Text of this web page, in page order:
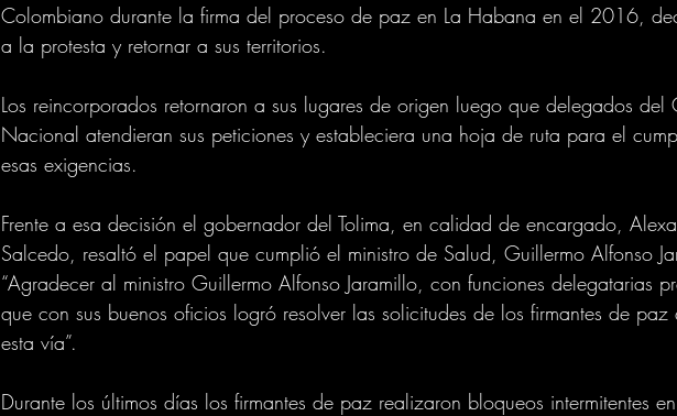
Colombiano durante la firma del proceso de paz en La Habana en el 2016,
a la protesta y retornar a sus territorios.
Los reincorporados retornaron a sus lugares de origen luego que delegados del
Nacional atendieran sus peticiones y estableciera una hoja de ruta para el
esas exigencias.
Frente a esa decisión el gobernador del Tolima, en calidad de encargado,
Salcedo, resaltó el papel que cumplió el ministro de Salud, Guillermo Alfonso
“Agradecer al ministro Guillermo Alfonso Jaramillo, con funciones delegatarias
que con sus buenos oficios logró resolver las solicitudes de los firmantes de
esta vía”.
Durante los últimos días los firmantes de paz realizaron bloqueos intermitentes